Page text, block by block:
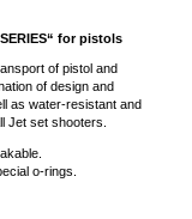
for pistols
of pistol and
of design and
as water-resistant and
Jet set shooters.
o-rings.